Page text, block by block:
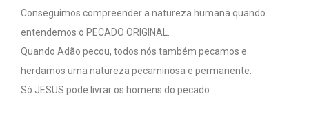
Conseguimos compreender a natureza humana quando
entendemos o PECADO ORIGINAL.
Quando Adão pecou, todos nós também pecamos e
herdamos uma natureza pecaminosa e permanente.
Só JESUS pode livrar os homens do pecado.